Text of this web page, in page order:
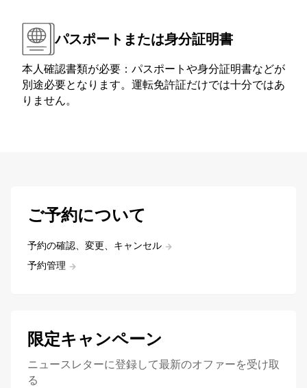
パスポートまたは身分証明書
本人確認書類が必要：パスポートや身分証明書などが
別途必要となります。運転免許証だけでは十分ではあ
りません。
ご予約について
予約の確認、変更、キャンセル
予約管理
限定キャンペーン
ニュースレターに登録して最新のオファーを受け取
る